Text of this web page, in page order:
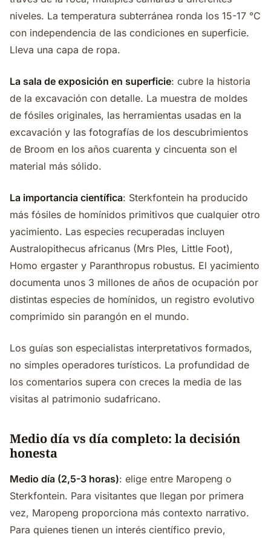
niveles. La temperatura subterránea ronda los 15-17 °C
con independencia de las condiciones en superficie.
Lleva una capa de ropa.
La sala de exposición en superficie: cubre la historia
de la excavación con detalle. La muestra de moldes
de fósiles originales, las herramientas usadas en la
excavación y las fotografías de los descubrimientos
de Broom en los años cuarenta y cincuenta son el
material más sólido.
La importancia científica: Sterkfontein ha producido
más fósiles de homínidos primitivos que cualquier otro
yacimiento. Las especies recuperadas incluyen
Australopithecus africanus (Mrs Ples, Little Foot),
Homo ergaster y Paranthropus robustus. El yacimiento
documenta unos 3 millones de años de ocupación por
distintas especies de homínidos, un registro evolutivo
comprimido sin parangón en el mundo.
Los guías son especialistas interpretativos formados,
no simples operadores turísticos. La profundidad de
los comentarios supera con creces la media de las
visitas al patrimonio sudafricano.
Medio día vs día completo: la decisión
honesta
Medio día (2,5-3 horas): elige entre Maropeng o
Sterkfontein. Para visitantes que llegan por primera
vez, Maropeng proporciona más contexto narrativo.
Para quienes tienen un interés científico previo,